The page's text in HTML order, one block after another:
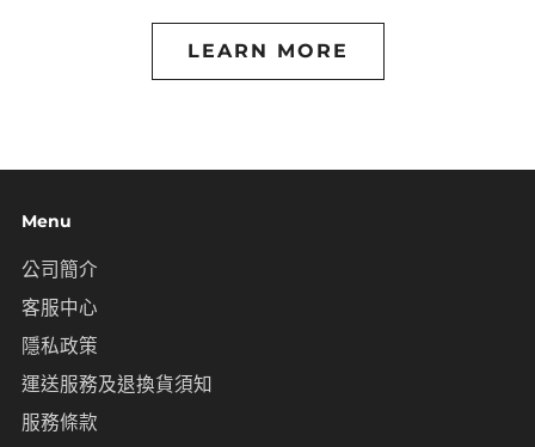
LEARN MORE
Menu
公司簡介
客服中心
隱私政策
運送服務及退換貨須知
服務條款